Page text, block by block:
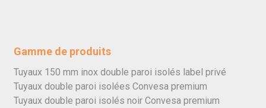
Gamme de produits
Tuyaux 150 mm inox double paroi isolés label privé
Tuyaux double paroi isolées Convesa premium
Tuyaux double paroi isolés noir Convesa premium